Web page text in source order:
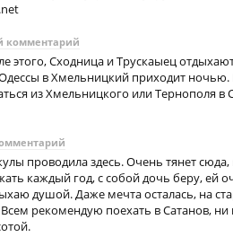
комментарий
этого, Сходница и Трускаыец
в Хмельницкий приходит
из Хмельницкого или Тернополя в
проводила здесь. Очень тянет
каждый год, с собой дочь беру, ей
душой. Даже мечта осталась, на
рекомендую поехать в Сатанов, ни